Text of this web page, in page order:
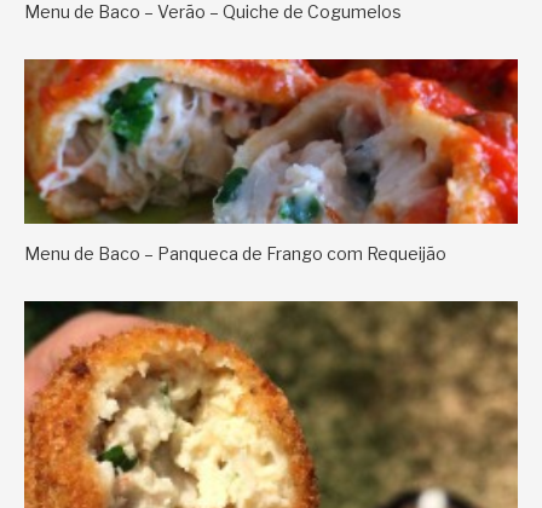
Menu de Baco – Verão – Quiche de Cogumelos
Menu de Baco – Panqueca de Frango com Requeijão